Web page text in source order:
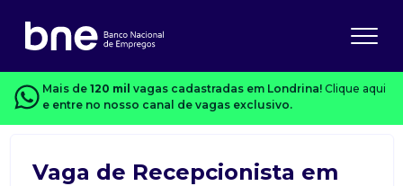
Mais de 120 mil vagas cadastradas em Londrina! Clique aqui
e entre no nosso canal de vagas exclusivo.
Vaga de Recepcionista em